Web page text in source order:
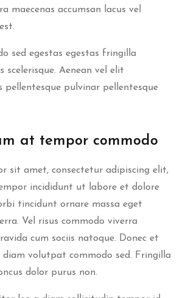
maecenas accumsan lacus vel
sed egestas egestas fringilla
scelerisque. Aenean vel elit
pellentesque pulvinar pellentesque
at tempor commodo
sit amet, consectetur adipiscing elit,
incididunt ut labore et dolore
tincidunt ornare massa eget
Vel risus commodo viverra
cum sociis natoque. Donec et
diam volutpat commodo sed. Fringilla
dolor purus non.